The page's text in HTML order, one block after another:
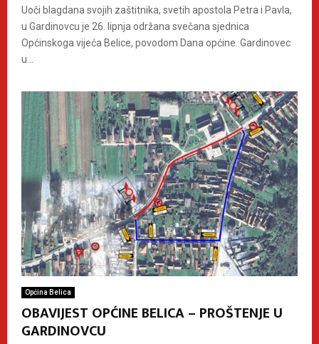
Uoči blagdana svojih zaštitnika, svetih apostola Petra i Pavla,
u Gardinovcu je 26. lipnja održana svečana sjednica
Općinskoga vijeća Belice, povodom Dana općine. Gardinovec
u...
Općina Belica
OBAVIJEST OPĆINE BELICA – PROŠTENJE U
GARDINOVCU